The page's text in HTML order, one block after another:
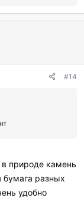
#14
природе камень
бумага разных
удобно